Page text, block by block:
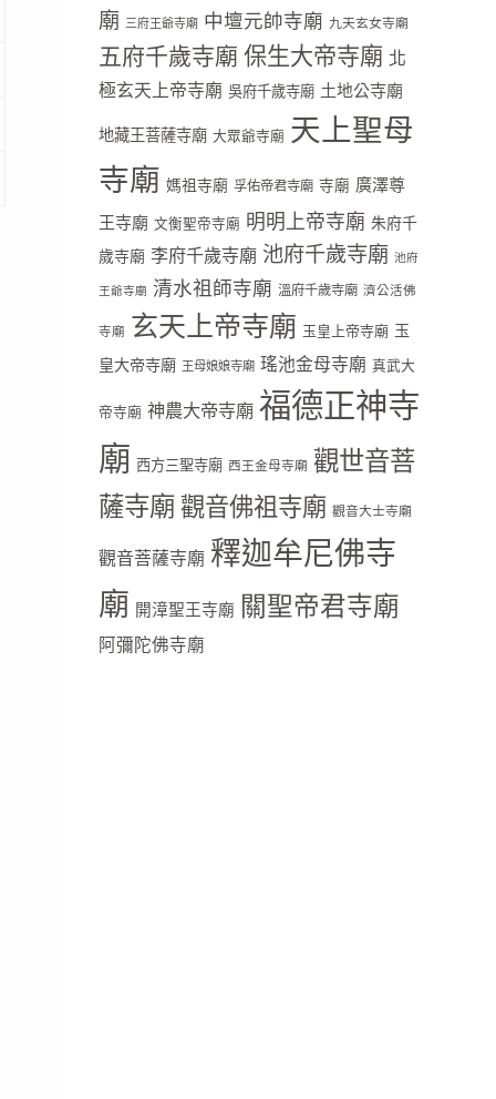
廟 三府王爺寺廟 中壇元帥寺廟 九天玄女寺廟
五府千歲寺廟 保生大帝寺廟 北
極玄天上帝寺廟 吳府千歲寺廟 土地公寺廟
地藏王菩薩寺廟 大眾爺寺廟 天上聖母
寺廟 媽祖寺廟 孚佑帝君寺廟 寺廟 廣澤尊
王寺廟 文衡聖帝寺廟 明明上帝寺廟 朱府千
歲寺廟 李府千歲寺廟 池府千歲寺廟 池府
王爺寺廟 清水祖師寺廟 溫府千歲寺廟 濟公活佛
寺廟 玄天上帝寺廟 玉皇上帝寺廟 玉
皇大帝寺廟 王母娘娘寺廟 瑤池金母寺廟 真武大
帝寺廟 神農大帝寺廟 福德正神寺
廟 西方三聖寺廟 西王金母寺廟 觀世音菩
薩寺廟觀音佛祖寺廟 觀音大士寺廟
觀音菩薩寺廟 釋迦牟尼佛寺
廟 開漳聖王寺廟 關聖帝君寺廟
阿彌陀佛寺廟